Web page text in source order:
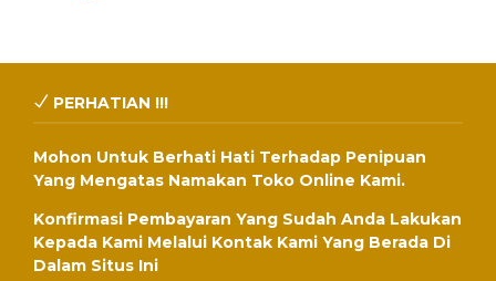
PERHATIAN !!!
Mohon Untuk Berhati Hati Terhadap Penipuan
Yang Mengatas Namakan Toko Online Kami.
Konfirmasi Pembayaran Yang Sudah Anda Lakukan
Kepada Kami Melalui Kontak Kami Yang Berada Di
Dalam Situs Ini